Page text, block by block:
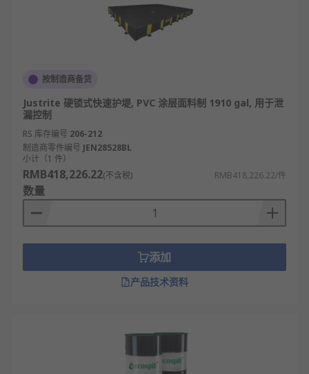
按制造商备货
Justrite 硬锁式快速护堤, PVC 涂层面料制 1910 gal, 用于泄
漏控制
RS 库存编号 206-212
制造商零件编号 JEN28528BL
小计（1 件）
RMB418,226.22(不含税) RMB418,226.22/件
数量
添加
产品技术资料